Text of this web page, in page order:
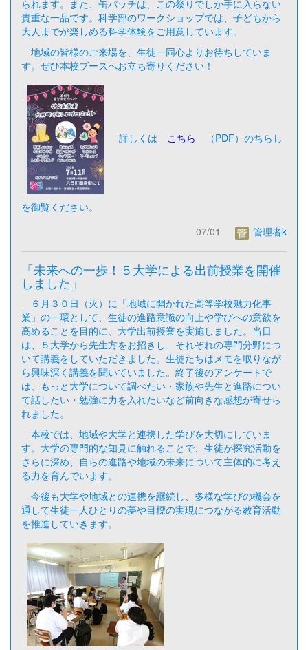
られます。また、缶バッチは、この祭りでしか手に入らない
貴重な一品です。科学部のワークショップでは、子どもから
大人までが楽しめる科学体験をご用意しています。
地域の皆様のご来場を、生徒一同心よりお待ちしていま
す。ぜひ本校ブースへお立ち寄りください！
詳しくは こちら （PDF）のちらし
を御覧ください。
07/01
管理者k
「未来への一歩！５大学による出前授業を開催
しました」
６月３０日（火）に「地域に開かれた高等学校魅力化事
業」の一環として、生徒の進路意識の向上や学びへの意欲を
高めることを目的に、大学出前授業を実施しました。当日
は、５大学から先生方をお招きし、それぞれの専門分野につ
いて講義をしていただきました。生徒たちはメモを取りなが
ら興味深く講義を聞いていました。終了後のアンケートで
は、もっと大学について調べたい・家族や先生と進路につい
て話したい・勉強に力を入れたいなど前向きな感想が寄せら
れました。
本校では、地域や大学と連携した学びを大切にしていま
す。大学の専門的な知見に触れることで、生徒が探究活動を
さらに深め、自らの進路や地域の未来について主体的に考え
る力を育んでいます。
今後も大学や地域との連携を継続し、多様な学びの機会を
通して生徒一人ひとりの夢や目標の実現につながる教育活動
を推進していきます。